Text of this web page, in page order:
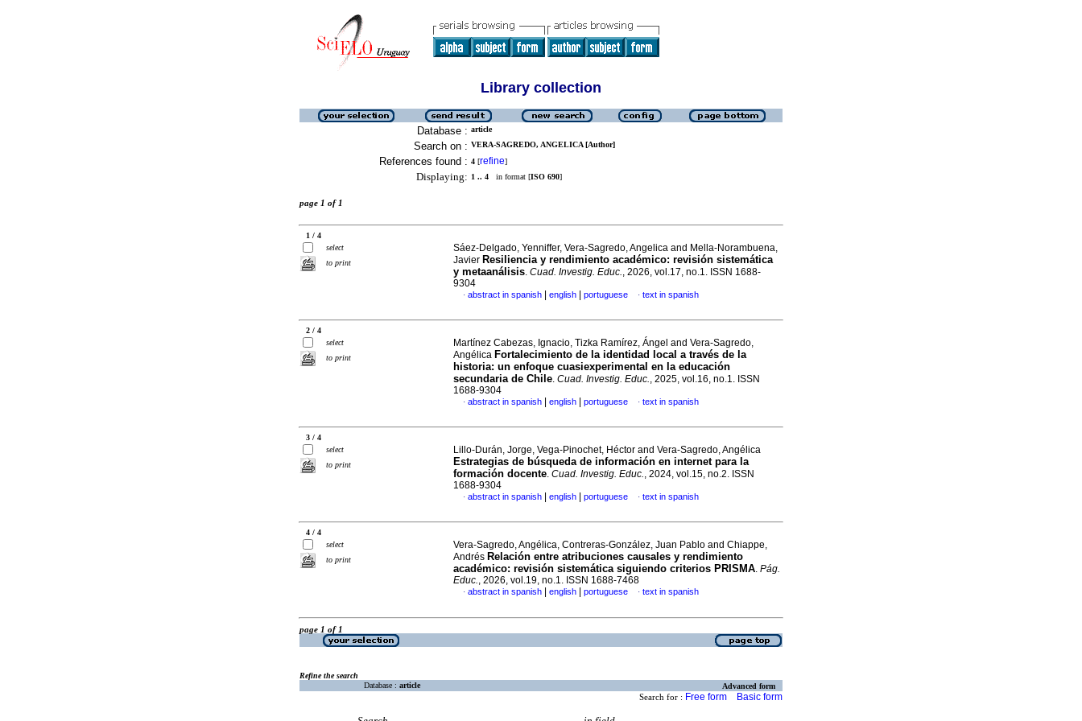
Library collection
Database : article
Search on : VERA-SAGREDO, ANGELICA [Author]
References found : 4 [refine]
Displaying: 1 .. 4 in format [ISO 690]
page 1 of 1
1 / 4
select
to print
Sáez-Delgado, Yenniffer, Vera-Sagredo, Angelica and Mella-Norambuena,
Javier Resiliencia y rendimiento académico: revisión sistemática
y metaanálisis. Cuad. Investig. Educ., 2026, vol.17, no.1. ISSN 1688-
9304
· abstract in spanish english portuguese · text in spanish
2 / 4
select
to print
Martínez Cabezas, Ignacio, Tizka Ramírez, Ángel and Vera-Sagredo,
Angélica Fortalecimiento de la identidad local a través de la
historia: un enfoque cuasiexperimental en la educación
secundaria de Chile. Cuad. Investig. Educ., 2025, vol.16, no.1. ISSN
1688-9304
· abstract in spanish english portuguese · text in spanish
3 / 4
select
to print
Lillo-Durán, Jorge, Vega-Pinochet, Héctor and Vera-Sagredo, Angélica
Estrategias de búsqueda de información en internet para la
formación docente. Cuad. Investig. Educ., 2024, vol.15, no.2. ISSN
1688-9304
· abstract in spanish english portuguese · text in spanish
4 / 4
select
to print
Vera-Sagredo, Angélica, Contreras-González, Juan Pablo and Chiappe,
Andrés Relación entre atribuciones causales y rendimiento
académico: revisión sistemática siguiendo criterios PRISMA. Pág.
Educ., 2026, vol.19, no.1. ISSN 1688-7468
· abstract in spanish english portuguese · text in spanish
page 1 of 1
Refine the search
Database : article Advanced form
Search for : Free form Basic form